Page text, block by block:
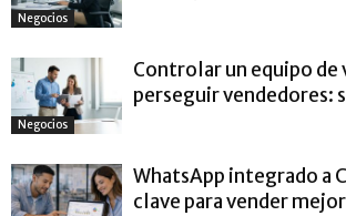
Negocios
Negocios
Controlar un equipo de
perseguir vendedores:
WhatsApp integrado a
clave para vender mejor